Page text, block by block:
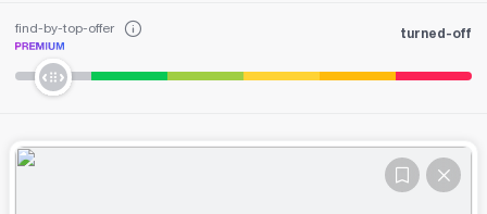
find-by-top-offer turned-off